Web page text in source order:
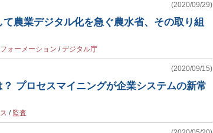
(2020/09/29)
農業デジタル化を急ぐ農水省、その取り組
ォーメーション /デジタル庁
(2020/09/15)
？ プロセスマイニングが企業システムの新常
/ 監査